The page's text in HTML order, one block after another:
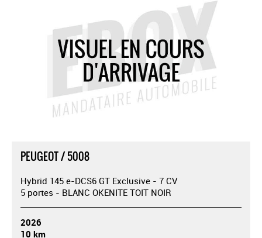
PEUGEOT / 5008
Hybrid 145 e-DCS6 GT Exclusive - 7 CV
5 portes - BLANC OKENITE TOIT NOIR
2026
10 km